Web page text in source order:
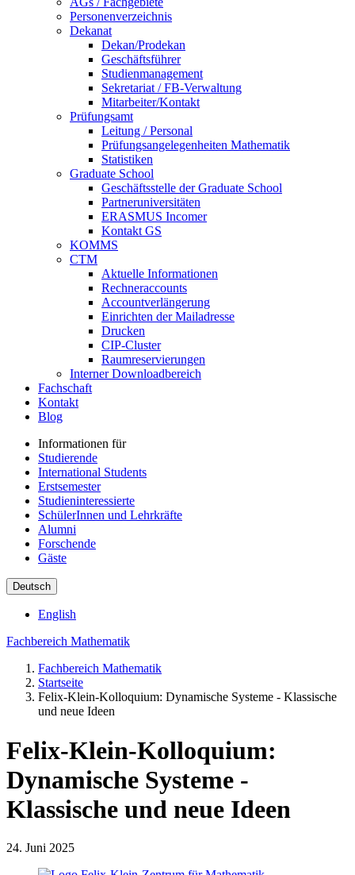
Personenverzeichnis
Dekanat
Dekan/Prodekan
Geschäftsführer
Studienmanagement
Sekretariat / FB-Verwaltung
Mitarbeiter/Kontakt
Prüfungsamt
Leitung / Personal
Prüfungsangelegenheiten Mathematik
Statistiken
Graduate School
Geschäftsstelle der Graduate School
Partneruniversitäten
ERASMUS Incomer
Kontakt GS
KOMMS
CTM
Aktuelle Informationen
Rechneraccounts
Accountverlängerung
Einrichten der Mailadresse
Drucken
CIP-Cluster
Raumreservierungen
Interner Downloadbereich
Fachschaft
Kontakt
Blog
Informationen für
Studierende
International Students
Erstsemester
Studieninteressierte
SchülerInnen und Lehrkräfte
Alumni
Forschende
Gäste
Deutsch
English
Fachbereich Mathematik
Fachbereich Mathematik
Startseite
Felix-Klein-Kolloquium: Dynamische Systeme - Klassische
und neue Ideen
Felix-Klein-Kolloquium:
Dynamische Systeme -
Klassische und neue Ideen
24. Juni 2025